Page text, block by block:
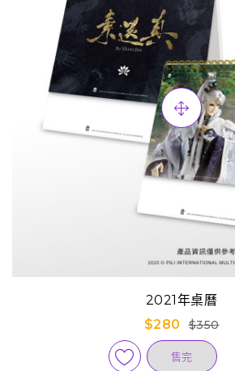
2021年桌曆
$280
$350
售完